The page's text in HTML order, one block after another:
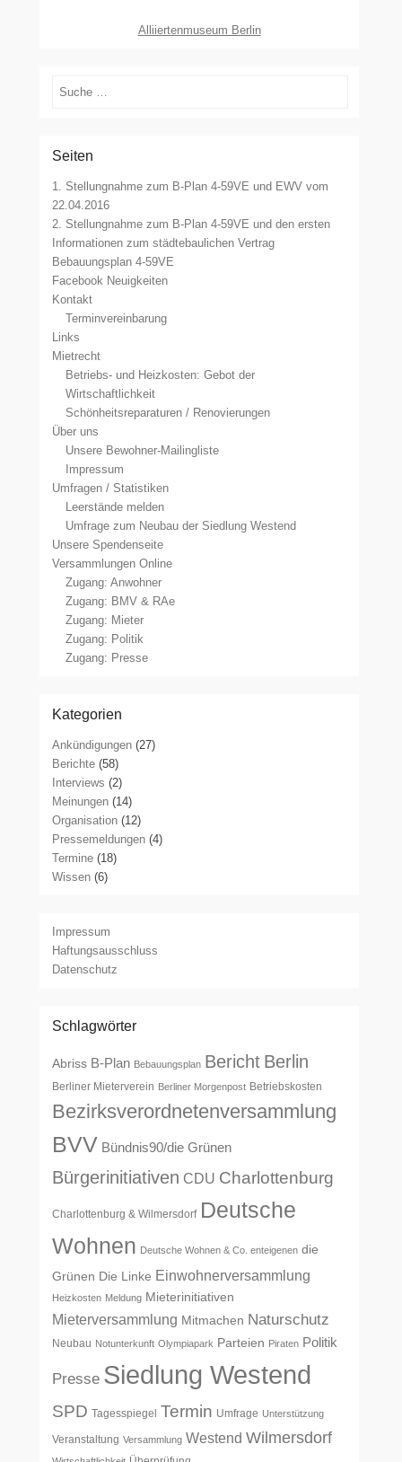
Alliiertenmuseum Berlin
Suchen
Seiten
1. Stellungnahme zum B-Plan 4-59VE und EWV vom
22.04.2016
2. Stellungnahme zum B-Plan 4-59VE und den ersten
Informationen zum städtebaulichen Vertrag
Bebauungsplan 4-59VE
Facebook Neuigkeiten
Kontakt
Terminvereinbarung
Links
Mietrecht
Betriebs- und Heizkosten: Gebot der
Wirtschaftlichkeit
Schönheitsreparaturen / Renovierungen
Über uns
Unsere Bewohner-Mailingliste
Impressum
Umfragen / Statistiken
Leerstände melden
Umfrage zum Neubau der Siedlung Westend
Unsere Spendenseite
Versammlungen Online
Zugang: Anwohner
Zugang: BMV & RAe
Zugang: Mieter
Zugang: Politik
Zugang: Presse
Kategorien
Ankündigungen (27)
Berichte (58)
Interviews (2)
Meinungen (14)
Organisation (12)
Pressemeldungen (4)
Termine (18)
Wissen (6)
Impressum
Haftungsausschluss
Datenschutz
Schlagwörter
Abriss B-Plan Bebauungsplan Bericht Berlin
Berliner Mieterverein Berliner Morgenpost Betriebskosten
Bezirksverordnetenversammlung
BVV Bündnis90/die Grünen
Bürgerinitiativen CDU Charlottenburg
Charlottenburg & Wilmersdorf Deutsche
Wohnen Deutsche Wohnen & Co. enteigenen die
Grünen Die Linke Einwohnerversammlung
Heizkosten Meldung Mieterinitiativen
Mieterversammlung Mitmachen Naturschutz
Neubau Notunterkunft Olympiapark Parteien Piraten Politik
Presse Siedlung Westend
SPD Tagesspiegel Termin Umfrage Unterstützung
Veranstaltung Versammlung Westend Wilmersdorf